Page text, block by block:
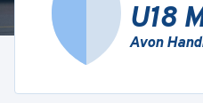
U18
Avon